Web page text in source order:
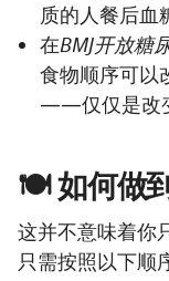
质的人餐后血
在BMJ开放糖
食物顺序可以
——仅仅是改
🍽️ 如何做
这并不意味着你
只需按照以下顺